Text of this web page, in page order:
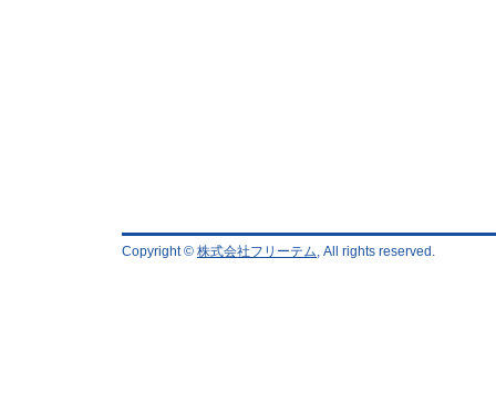
Copyright © 株式会社フリーテム, All rights reserved.